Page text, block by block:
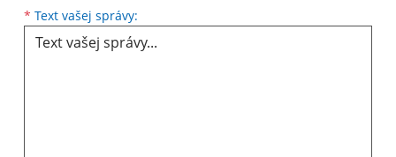
* Text vašej správy: